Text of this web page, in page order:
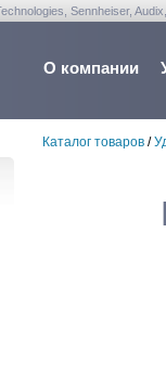
Sennheiser,
О компании
Каталог товаров/